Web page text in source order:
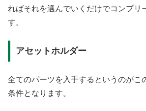
ればそれを選んでいくだけでコンプリ
す。
アセットホルダー
全てのパーツを入手するというのがこ
条件となります。